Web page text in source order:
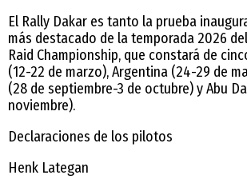
El Rally Dakar es tanto la prueba
más destacado de la temporada 2026
Raid Championship, que constará de
(12-22 de marzo), Argentina (24-29 de
(28 de septiembre-3 de octubre) y Abu
noviembre).
Declaraciones de los pilotos
Henk Lategan